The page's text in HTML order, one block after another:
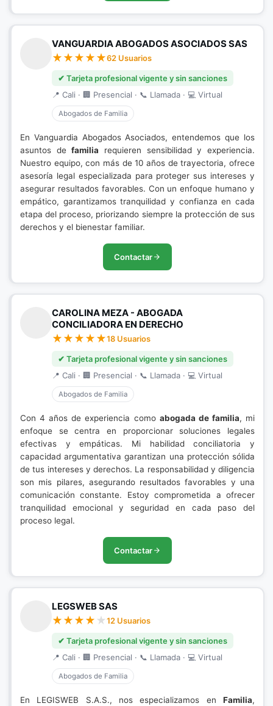
VANGUARDIA ABOGADOS ASOCIADOS SAS
62 Usuarios
✔ Tarjeta profesional vigente y sin sanciones
📍 Cali · 🏢 Presencial · 📞 Llamada · 💻 Virtual
Abogados de Familia
En Vanguardia Abogados Asociados, entendemos que los
asuntos defamilia requieren sensibilidad y experiencia.
Nuestro equipo, con más de 10 años de trayectoria, ofrece
asesoría legal especializada para proteger sus intereses y
asegurar resultados favorables. Con un enfoque humano y
empático, garantizamos tranquilidad y confianza en cada
etapa del proceso, priorizando siempre la protección de sus
derechos y el bienestar familiar.
Contactar
CAROLINA MEZA - ABOGADA
CONCILIADORA EN DERECHO
18 Usuarios
✔ Tarjeta profesional vigente y sin sanciones
📍 Cali · 🏢 Presencial · 📞 Llamada · 💻 Virtual
Abogados de Familia
Con 4 años de experiencia como abogada de familia, mi
enfoque se centra en proporcionar soluciones legales
efectivas y empáticas. Mi habilidad conciliatoria y
capacidad argumentativa garantizan una protección sólida
de tus intereses y derechos. La responsabilidad y diligencia
son mis pilares, asegurando resultados favorables y una
comunicación constante. Estoy comprometida a ofrecer
tranquilidad emocional y seguridad en cada paso del
proceso legal.
Contactar
LEGSWEB SAS
12 Usuarios
✔ Tarjeta profesional vigente y sin sanciones
📍 Cali · 🏢 Presencial · 📞 Llamada · 💻 Virtual
Abogados de Familia
En LEGISWEB S.A.S., nos especializamos en Familia,